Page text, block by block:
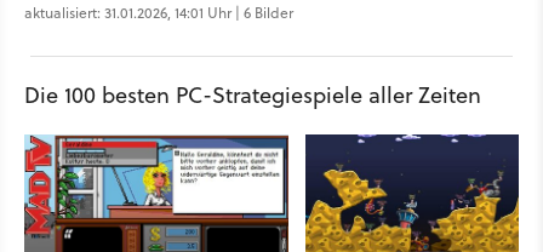
aktualisiert: 31.01.2026, 14:01 Uhr | 6 Bilder
Die 100 besten PC-Strategiespiele aller Zeiten